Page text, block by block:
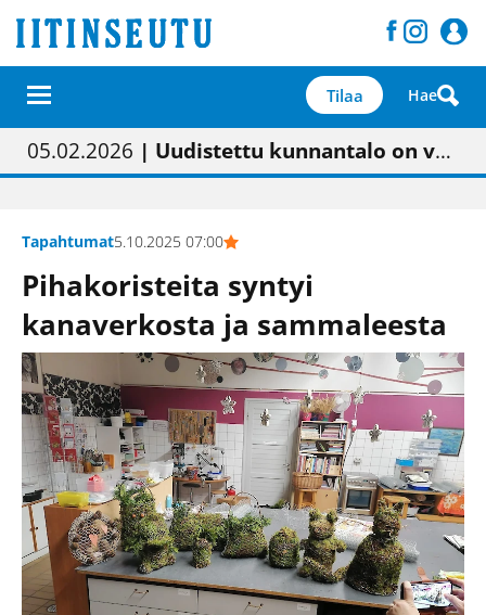
Tilaa Hae
01.02.2026 | Painon vaihtumisen pitäisi näkyä hieman parempana painojäljen laatuna lehdessä
05.02.2026 | Uudistettu kunnantalo on valoisa
23.04.2026 | “Olemme käynnistämässä uudelleen keskustavisiotyön”
09.05.2026| "Maalla on totuttu elämään omavaraisemmin kuin kaupungissa"
Tapahtumat5.10.2025 07:00
Pihakoristeita syntyi
kanaverkosta ja sammaleesta